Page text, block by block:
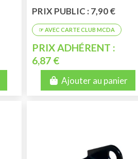
PRIX PUBLIC : 7,90 €
PRIX ADHÉRENT :
6,87 €
Ajouter au panier